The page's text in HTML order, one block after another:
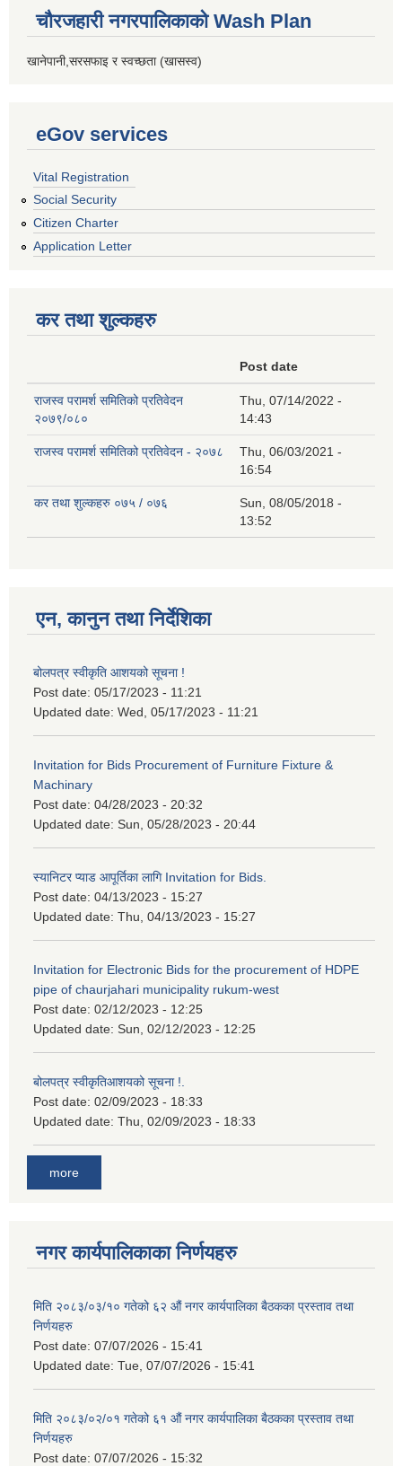
चौरजहारी नगरपालिकाको Wash Plan
खानेपानी,सरसफाइ र स्वच्छता (खासस्व)
eGov services
Vital Registration
Social Security
Citizen Charter
Application Letter
कर तथा शुल्कहरु
Post date
राजस्व परामर्श समितिको प्रतिवेदन
२०७९/०८०
Thu, 07/14/2022 -
14:43
राजस्व परामर्श समितिको प्रतिवेदन - २०७८
Thu, 06/03/2021 -
16:54
कर तथा शुल्कहरु ०७५ / ०७६
Sun, 08/05/2018 -
13:52
एन, कानुन तथा निर्देशिका
बोलपत्र स्वीकृति आशयको सूचना !
Post date: 05/17/2023 - 11:21
Updated date: Wed, 05/17/2023 - 11:21
Invitation for Bids Procurement of Furniture Fixture &
Machinary
Post date: 04/28/2023 - 20:32
Updated date: Sun, 05/28/2023 - 20:44
स्यानिटर प्याड आपूर्तिका लागि Invitation for Bids.
Post date: 04/13/2023 - 15:27
Updated date: Thu, 04/13/2023 - 15:27
Invitation for Electronic Bids for the procurement of HDPE
pipe of chaurjahari municipality rukum-west
Post date: 02/12/2023 - 12:25
Updated date: Sun, 02/12/2023 - 12:25
बोलपत्र स्वीकृतिआशयको सूचना !.
Post date: 02/09/2023 - 18:33
Updated date: Thu, 02/09/2023 - 18:33
more
नगर कार्यपालिकाका निर्णयहरु
मिति २०८३/०३/१० गतेको ६२ औं नगर कार्यपालिका बैठकका प्रस्ताव तथा
निर्णयहरु
Post date: 07/07/2026 - 15:41
Updated date: Tue, 07/07/2026 - 15:41
मिति २०८३/०२/०१ गतेको ६१ औं नगर कार्यपालिका बैठकका प्रस्ताव तथा
निर्णयहरु
Post date: 07/07/2026 - 15:32